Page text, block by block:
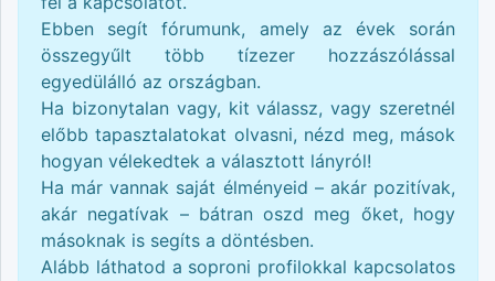
Ebben segít fórumunk, amely az évek során
összegyűlt több tízezer hozzászólással
egyedülálló az országban.
Ha bizonytalan vagy, kit válassz, vagy szeretnél
előbb tapasztalatokat olvasni, nézd meg, mások
hogyan vélekedtek a választott lányról!
Ha már vannak saját élményeid – akár pozitívak,
akár negatívak – bátran oszd meg őket, hogy
másoknak is segíts a döntésben.
Alább láthatod a soproni profilokkal kapcsolatos